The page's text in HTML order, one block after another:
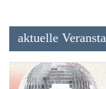
aktuelle